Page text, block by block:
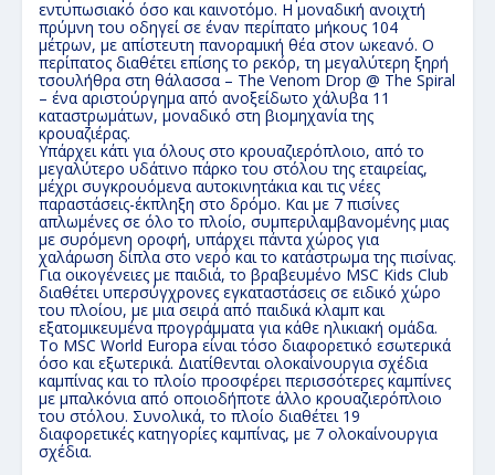
εντυπωσιακό όσο και καινοτόμο. Η μοναδική ανοιχτή
πρύμνη του οδηγεί σε έναν περίπατο μήκους 104
μέτρων, με απίστευτη πανοραμική θέα στον ωκεανό. Ο
περίπατος διαθέτει επίσης το ρεκόρ, τη μεγαλύτερη ξηρή
τσουλήθρα στη θάλασσα – The Venom Drop @ The Spiral
– ένα αριστούργημα από ανοξείδωτο χάλυβα 11
καταστρωμάτων, μοναδικό στη βιομηχανία της
κρουαζιέρας.
Υπάρχει κάτι για όλους στο κρουαζιερόπλοιο, από το
μεγαλύτερο υδάτινο πάρκο του στόλου της εταιρείας,
μέχρι συγκρουόμενα αυτοκινητάκια και τις νέες
παραστάσεις-έκπληξη στο δρόμο. Και με 7 πισίνες
απλωμένες σε όλο το πλοίο, συμπεριλαμβανομένης μιας
με συρόμενη οροφή, υπάρχει πάντα χώρος για
χαλάρωση δίπλα στο νερό και το κατάστρωμα της πισίνας.
Για οικογένειες με παιδιά, το βραβευμένο MSC Kids Club
διαθέτει υπερσύγχρονες εγκαταστάσεις σε ειδικό χώρο
του πλοίου, με μια σειρά από παιδικά κλαμπ και
εξατομικευμένα προγράμματα για κάθε ηλικιακή ομάδα.
Το MSC World Europa είναι τόσο διαφορετικό εσωτερικά
όσο και εξωτερικά. Διατίθενται ολοκαίνουργια σχέδια
καμπίνας και το πλοίο προσφέρει περισσότερες καμπίνες
με μπαλκόνια από οποιοδήποτε άλλο κρουαζιερόπλοιο
του στόλου. Συνολικά, το πλοίο διαθέτει 19
διαφορετικές κατηγορίες καμπίνας, με 7 ολοκαίνουργια
σχέδια.